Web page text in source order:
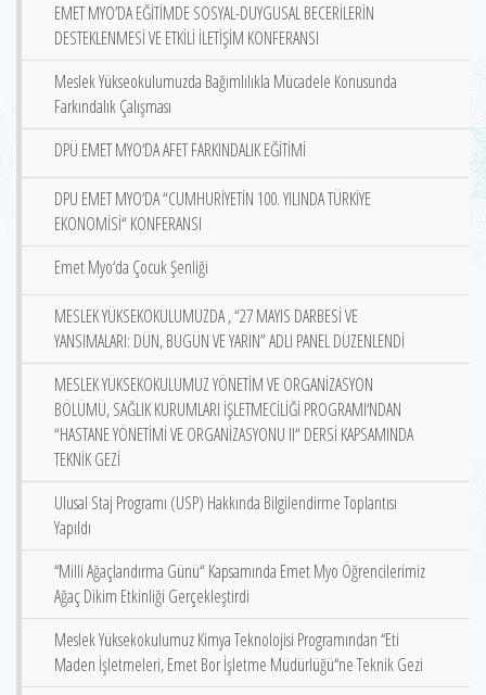
EMET MYO’DA EĞİTİMDE SOSYAL-DUYGUSAL BECERİLERİN
DESTEKLENMESİ VE ETKİLİ İLETİŞİM KONFERANSI
Meslek Yükseokulumuzda Bağımlılıkla Mücadele Konusunda
Farkındalık Çalışması
DPÜ EMET MYO‘DA AFET FARKINDALIK EĞİTİMİ
DPU EMET MYO‘DA “CUMHURİYETİN 100. YILINDA TÜRKİYE
EKONOMİSİ“ KONFERANSI
Emet Myo‘da Çocuk Şenliği
MESLEK YÜKSEKOKULUMUZDA , “27 MAYIS DARBESİ VE
YANSIMALARI: DÜN, BUGÜN VE YARIN” ADLI PANEL DÜZENLENDİ
MESLEK YÜKSEKOKULUMUZ YÖNETİM VE ORGANİZASYON
BÖLÜMÜ, SAĞLIK KURUMLARI İŞLETMECİLİĞİ PROGRAMI‘NDAN
“HASTANE YÖNETİMİ VE ORGANİZASYONU II“ DERSİ KAPSAMINDA
TEKNİK GEZİ
Ulusal Staj Programı (USP) Hakkında Bilgilendirme Toplantısı
Yapıldı
‘‘Milli Ağaçlandırma Günü“ Kapsamında Emet Myo Öğrencilerimiz
Ağaç Dikim Etkinliği Gerçekleştirdi
Meslek Yüksekokulumuz Kimya Teknolojisi Programından ‘‘Eti
Maden İşletmeleri, Emet Bor İşletme Müdürlüğü‘‘ne Teknik Gezi